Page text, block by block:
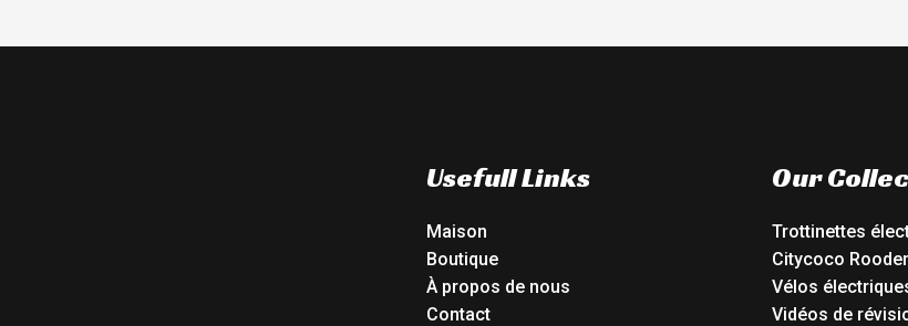
Usefull Links
Maison
Boutique
À propos de nous
Contact
Our
Trottinettes
Citycoco
Vélos
Vidéos de